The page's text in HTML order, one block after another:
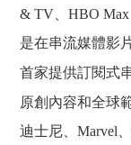
& TV、HBO
是在串流媒體影
首家提供訂閱式
原創內容和全球
迪士尼、Marvel